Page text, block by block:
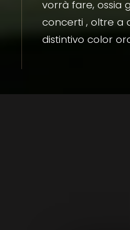
vorrà fare, ossia
concerti , oltre a
distintivo color